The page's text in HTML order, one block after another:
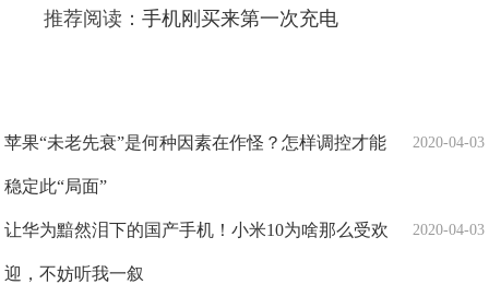
推荐阅读：手机刚买来第一次充电
2020-04-03
苹果“未老先衰”是何种因素在作怪？怎样调控才能
稳定此“局面”
2020-04-03
让华为黯然泪下的国产手机！小米10为啥那么受欢
迎，不妨听我一叙